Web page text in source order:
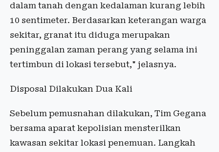
dalam tanah dengan kedalaman kurang lebih
10 sentimeter. Berdasarkan keterangan warga
sekitar, granat itu diduga merupakan
peninggalan zaman perang yang selama ini
tertimbun di lokasi tersebut," jelasnya.
Disposal Dilakukan Dua Kali
Sebelum pemusnahan dilakukan, Tim Gegana
bersama aparat kepolisian mensterilkan
kawasan sekitar lokasi penemuan. Langkah